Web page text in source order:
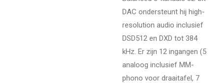
DAC ondersteunt hij high-
resolution audio inclusief
DSD512 en DXD tot 384
kHz. Er zijn 12 ingangen (5
analoog inclusief MM-
phono voor draaitafel, 7